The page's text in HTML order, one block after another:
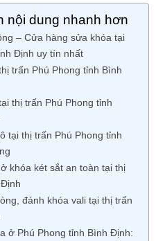
nội dung nhanh hơn
– Cửa hàng sửa khóa tại
Định uy tín nhất
trấn Phú Phong tỉnh Bình
thị trấn Phú Phong tỉnh
tại thị trấn Phú Phong tỉnh
khóa két sắt an toàn tại thị
đánh khóa vali tại thị trấn
ở Phú Phong tỉnh Bình Định: